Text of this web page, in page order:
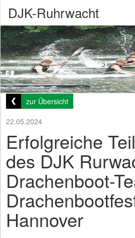
DJK-Ruhrwacht
zur Übersicht
22.05.2024
Erfolgreiche
des DJK
Drachenboot-
Hannover